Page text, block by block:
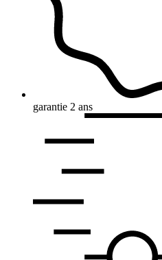
garantie 2 ans